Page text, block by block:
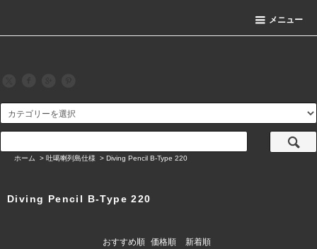
メニュー
ホーム > 吐噶喇列島仕様 > Diving Pencil B-Type 220
Diving Pencil B-Type 220
おすすめ順 価格順 新着順